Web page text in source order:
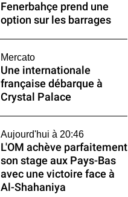
Fenerbahçe prend une
option sur les barrages
Mercato
Une internationale
française débarque à
Crystal Palace
Aujourd'hui à 20:46
L'OM achève parfaitement
son stage aux Pays-Bas
avec une victoire face à
Al-Shahaniya